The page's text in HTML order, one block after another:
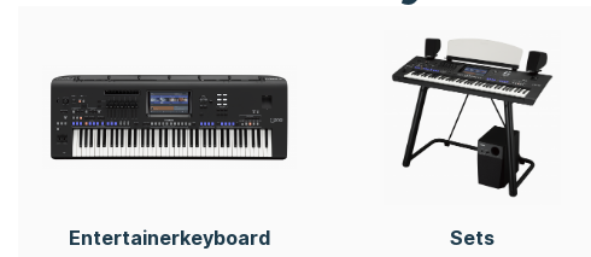
Entertainerkeyboard Sets